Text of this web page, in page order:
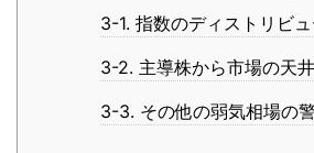
3-1. 指数のディストリビ
3-2. 主導株から市場の天
3-3. その他の弱気相場の